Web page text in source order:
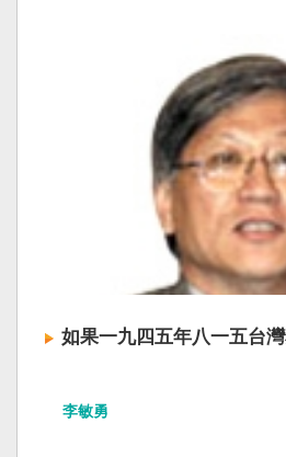
紅色恐怖正在世界各地蔓延
討論全球的民主韌性、灰帶
及非紅供應鏈的重塑，更加
會中的角色定位，以及期許
任。 賴清德表示，當今台灣
的肯定，面對中國「民促法
接受統戰滲透和紅色恐怖、
黑手伸進台灣，或任何自由
強調，台灣會以行動積極響
禦、責任分擔」，並將持續
量，確保印太區域的和平穩
韌性，讓彼此的國家更安全
「適應不同群體消費需求擴
七月中國官方的經濟數字，
數PMI，由六月的五十．三
二％，不僅低於預估的五十
五十％榮枯線，加上非製造
三大核心指標同步跌穿榮枯
（孤注一擲）失敗，在會議
認「困難」。 一處是「有效
內部困難」，後面提及「要
的困難挑戰」。其後各段落
企業帳款拖欠問題」，更暴
到「兜牢基層『三保』底線
如果一九四五年八一五台
的歷史就不會有中國國民黨
李敏勇